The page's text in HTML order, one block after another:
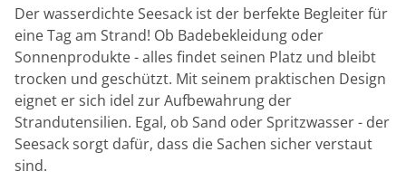
Der wasserdichte Seesack ist der berfekte Begleiter für
eine Tag am Strand! Ob Badebekleidung oder
Sonnenprodukte - alles findet seinen Platz und bleibt
trocken und geschützt. Mit seinem praktischen Design
eignet er sich idel zur Aufbewahrung der
Strandutensilien. Egal, ob Sand oder Spritzwasser - der
Seesack sorgt dafür, dass die Sachen sicher verstaut
sind.